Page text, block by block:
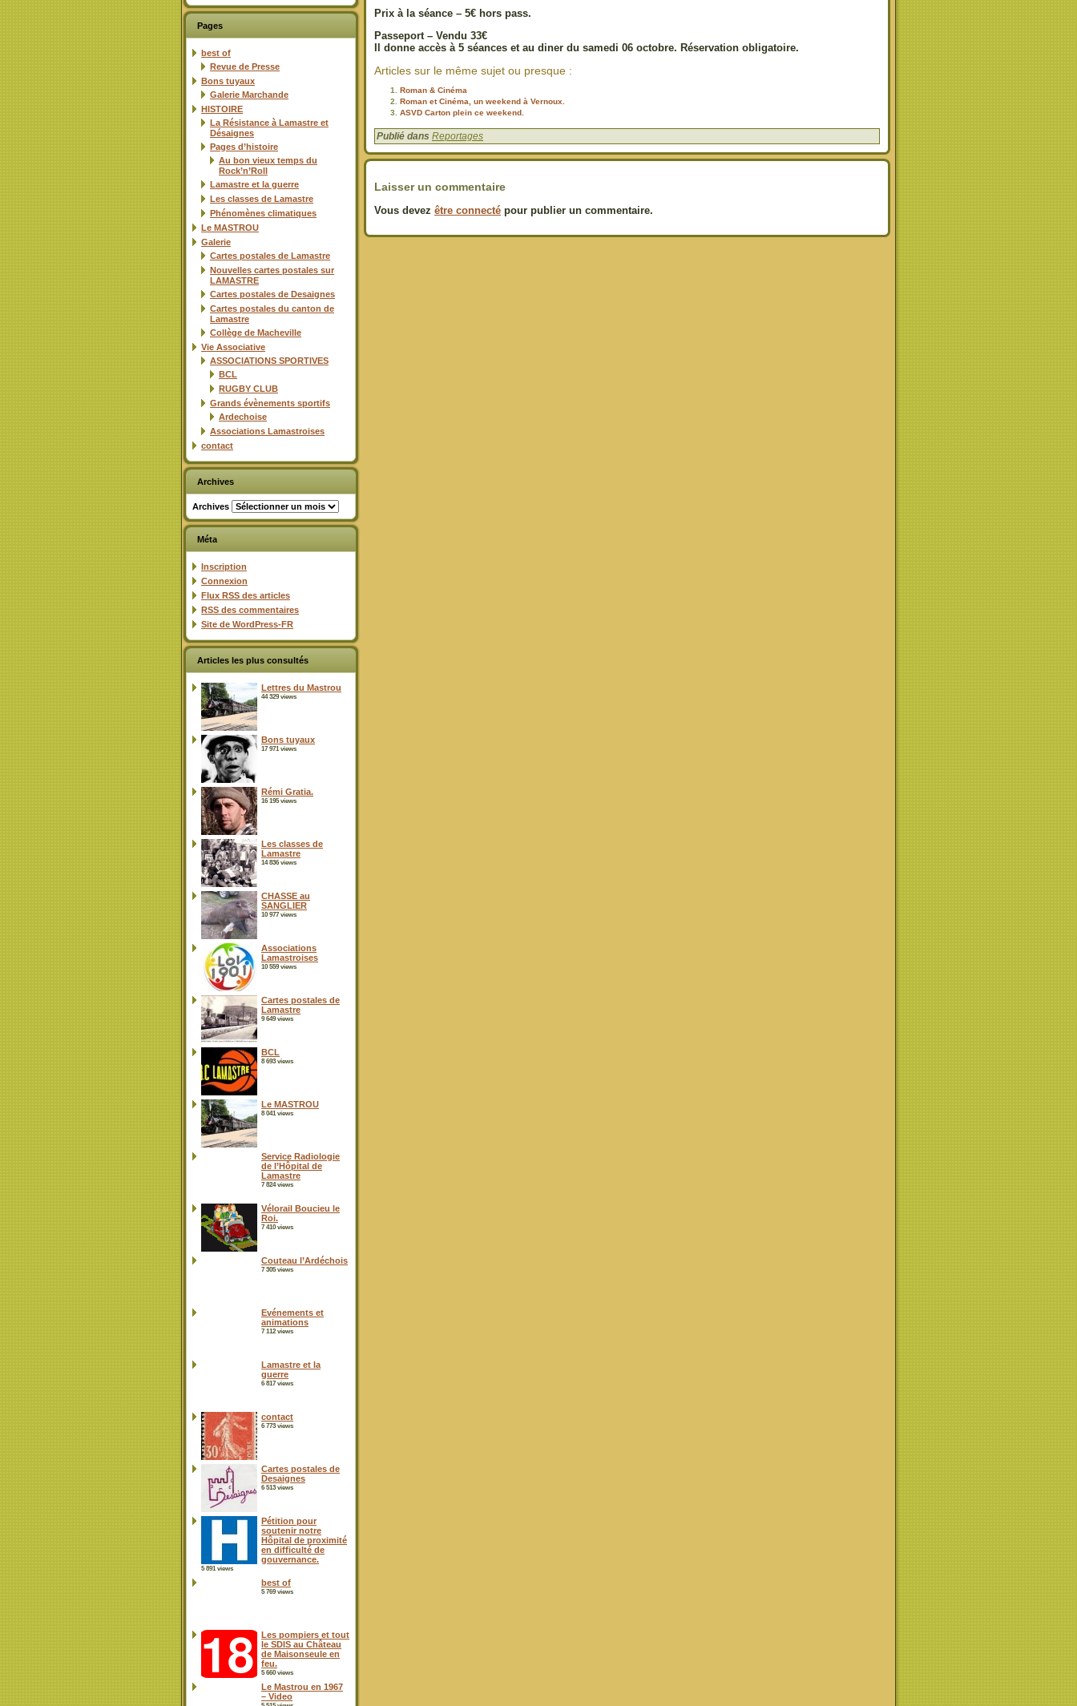
Pages
best of
Revue de Presse
Bons tuyaux
Galerie Marchande
HISTOIRE
La Résistance à Lamastre et
Désaignes
Pages d’histoire
Au bon vieux temps du
Rock’n’Roll
Lamastre et la guerre
Les classes de Lamastre
Phénomènes climatiques
Le MASTROU
Galerie
Cartes postales de Lamastre
Nouvelles cartes postales sur
LAMASTRE
Cartes postales de Desaignes
Cartes postales du canton de
Lamastre
Collège de Macheville
Vie Associative
ASSOCIATIONS SPORTIVES
BCL
RUGBY CLUB
Grands évènements sportifs
Ardechoise
Associations Lamastroises
contact
Archives
Archives
Méta
Inscription
Connexion
Flux RSS des articles
RSS des commentaires
Site de WordPress-FR
Articles les plus consultés
Lettres du Mastrou
44 329 views
Bons tuyaux
17 971 views
Rémi Gratia.
16 195 views
Les classes de
Lamastre
14 836 views
CHASSE au
SANGLIER
10 977 views
Associations
Lamastroises
10 559 views
Cartes postales de
Lamastre
9 649 views
BCL
8 693 views
Le MASTROU
8 041 views
Service Radiologie
de l’Hôpital de
Lamastre
7 824 views
Vélorail Boucieu le
Roi.
7 410 views
Couteau l’Ardéchois
7 305 views
Evénements et
animations
7 112 views
Lamastre et la
guerre
6 817 views
contact
6 773 views
Cartes postales de
Desaignes
6 513 views
Pétition pour
soutenir notre
Hôpital de proximité
en difficulté de
gouvernance.
5 891 views
best of
5 769 views
Les pompiers et tout
le SDIS au Château
de Maisonseule en
feu.
5 660 views
Le Mastrou en 1967
– Video
Prix à la séance – 5€ hors pass.
Passeport – Vendu 33€
Il donne accès à 5 séances et au diner du samedi 06 octobre. Réservation obligatoire.
Articles sur le même sujet ou presque :
Roman & Cinéma
Roman et Cinéma, un weekend à Vernoux.
ASVD Carton plein ce weekend.
Publié dans Reportages
Laisser un commentaire
Vous devez être connecté pour publier un commentaire.